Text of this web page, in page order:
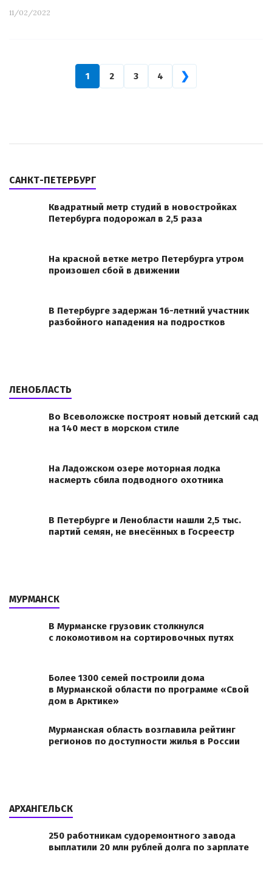
11/02/2022
1 2 3 4 ❯
САНКТ-ПЕТЕРБУРГ
Квадратный метр студий в новостройках
Петербурга подорожал в 2,5 раза
На красной ветке метро Петербурга утром
произошел сбой в движении
В Петербурге задержан 16-летний участник
разбойного нападения на подростков
ЛЕНОБЛАСТЬ
Во Всеволожске построят новый детский сад
на 140 мест в морском стиле
На Ладожском озере моторная лодка
насмерть сбила подводного охотника
В Петербурге и Ленобласти нашли 2,5 тыс.
партий семян, не внесённых в Госреестр
МУРМАНСК
В Мурманске грузовик столкнулся
с локомотивом на сортировочных путях
Более 1300 семей построили дома
в Мурманской области по программе «Свой
дом в Арктике»
Мурманская область возглавила рейтинг
регионов по доступности жилья в России
АРХАНГЕЛЬСК
250 работникам судоремонтного завода
выплатили 20 млн рублей долга по зарплате